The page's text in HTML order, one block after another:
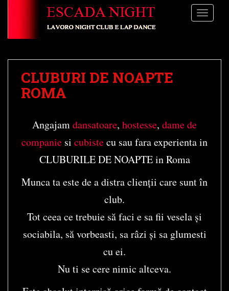
CLUBURI DE NOAPTE
ROMA
Angajamdansatoare, hostesse, dame de
companie si cubistecu sau fara experienta in
CLUBURILE DE NOAPTE in Roma
Munca ta este de a distra clienții care sunt în
club.
Tot ceea ce trebuie să faci e sa fii vesela și
sociabila, să vorbeasti, sa râzi și sa glumesti
cu ei.
Nu ti se cere nimic altceva.